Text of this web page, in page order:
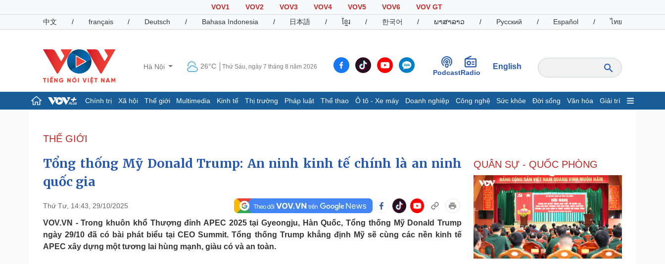
VOV1 VOV2 VOV3 VOV4 VOV5 VOV6
VOV GT
中文
/ français / Deutsch / Bahasa Indonesia / 日本語 / ខ្មែរ / 한국어 / ພາສາລາວ / Русский / Español / ไทย
Hà Nội 26°C Thứ Sáu, ngày 7 tháng 8 năm 2026
PodcastRadio
English
Chính trị Xã hội Thế giới Multimedia Kinh tế Thị trường Pháp luật Thể thao Ô tô - Xe máy Doanh nghiệp Công nghệ Sức khỏe Đời sống Văn hóa Giải trí
Đảng
Tổ chức nhân sự
Quốc hội
Nhận diện sự thật
Dấu ấn VOV
E-Magazine
Infographic
Chứng khoán
Giá cà phê
Pháp luật
Tin nóng
Tư vấn luật
Việt Nam
Phân tích
Thể thao
Lịch thi đấu bóng đá
Thế giới thể thao
eSports
Ô tô - Xe máy
Xe máy
Tư vấn
Doanh nghiệp
Thông tin doanh nghiệp
Doanh nghiệp 24h
Doanh nhân
Vì cộng đồng
Công nghệ
Sành điệu
Tin Công nghệ
Trải nghiệm
Chuyển đổi số
THẾ GIỚI
Tổng thống Mỹ Donald Trump: An ninh kinh tế chính là an ninh
quốc gia
Thứ Tư, 14:43, 29/10/2025
VOV.VN - Trong khuôn khổ Thượng đỉnh APEC 2025 tại Gyeongju, Hàn Quốc, Tổng thống Mỹ Donald Trump
ngày 29/10 đã có bài phát biểu tại CEO Summit. Tổng thống Trump khẳng định Mỹ sẽ cùng các nền kinh tế
APEC xây dựng một tương lai hùng mạnh, giàu có và an toàn.
QUÂN SỰ - QUỐC PHÒNG